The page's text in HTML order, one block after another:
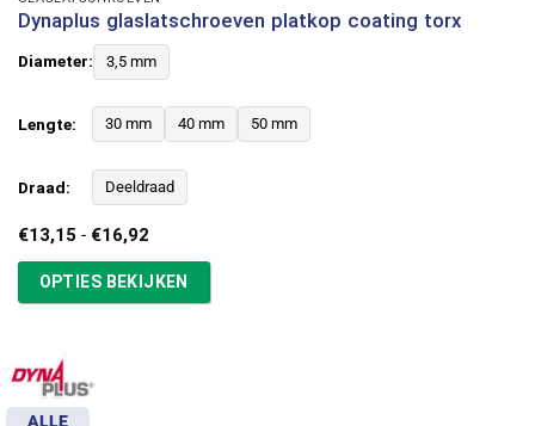
Dynaplus glaslatschroeven platkop coating torx
Diameter: 3,5 mm
Lengte: 30 mm 40 mm 50 mm
Draad: Deeldraad
€13,15 - €16,92Prijsklasse:
tot
€16,92
OPTIES BEKIJKEN
ALLE